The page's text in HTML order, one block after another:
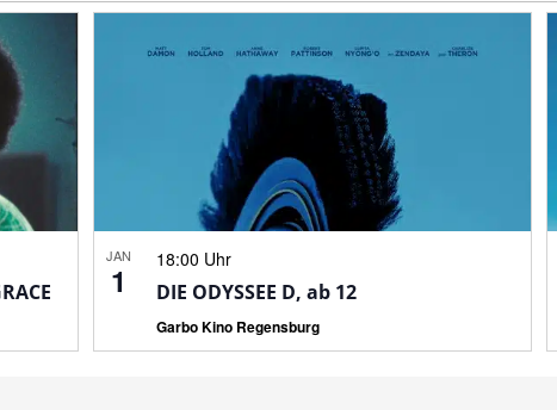
JAN
1
18:00 Uhr
DIE ODYSSEE D, ab 12
Garbo Kino Regensburg